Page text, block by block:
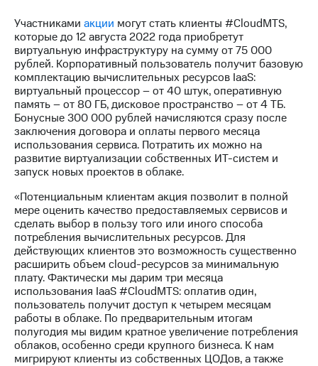
отчетность
Контакты
Новости
в
регионе
и акционерам
Корпоративное
управление
Корпоративный
секретарь
Раскрытие
информации
Информация
акционерам
Документы
ПАО
"МТС"
Собрания
акционеров
Личный
кабинет
Участниками акции могут стать клиенты #CloudMTS,
которые до 12 августа 2022 года приобретут
виртуальную инфраструктуру на сумму от 75 000
рублей. Корпоративный пользователь получит базовую
комплектацию вычислительных ресурсов IaaS:
виртуальный процессор – от 40 штук, оперативную
память – от 80 ГБ, дисковое пространство – от 4 ТБ.
Бонусные 300 000 рублей начисляются сразу после
заключения договора и оплаты первого месяца
использования сервиса. Потратить их можно на
развитие виртуализации собственных ИТ-систем и
запуск новых проектов в облаке.
«Потенциальным клиентам акция позволит в полной
мере оценить качество предоставляемых сервисов и
сделать выбор в пользу того или иного способа
потребления вычислительных ресурсов. Для
действующих клиентов это возможность существенно
расширить объем cloud-ресурсов за минимальную
плату. Фактически мы дарим три месяца
использования IaaS #CloudMTS: оплатив один,
пользователь получит доступ к четырем месяцам
работы в облаке. По предварительным итогам
полугодия мы видим кратное увеличение потребления
облаков, особенно среди крупного бизнеса. К нам
мигрируют клиенты из собственных ЦОДов, а также